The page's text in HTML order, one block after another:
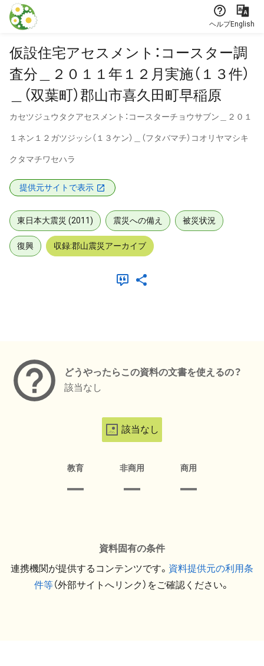
本文に飛ぶ
ヘルプEnglish
仮設住宅アセスメント：コースター調
査分＿２０１１年１２月実施（１３件）
＿（双葉町）郡山市喜久田町早稲原
カセツジュウタクアセスメント：コースターチョウサブン＿２０１
１ネン１２ガツジッシ（１３ケン）＿（フタバマチ）コオリヤマシキ
クタマチワセハラ
提供元サイトで表示
東日本大震災 (2011) 震災への備え 被災状況
復興 収録:郡山震災アーカイブ
どうやったらこの資料の文書を使えるの？
該当なし
該当なし
教育 非商用 商用
資料固有の条件
連携機関が提供するコンテンツです。 資料提供元の利用条
件等（外部サイトへリンク）をご確認ください。